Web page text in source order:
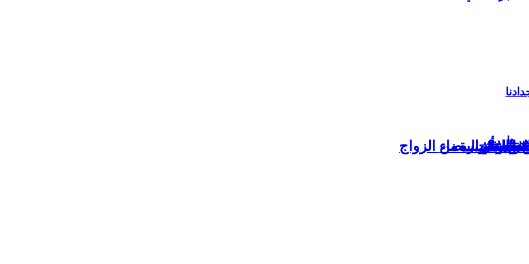
الدار البيضاء
؟
تأشيرة
والاقتراب من الزواج